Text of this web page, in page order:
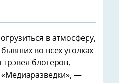
в атмосферу,
во всех уголках
блогеров,
«Медиаразведки», —